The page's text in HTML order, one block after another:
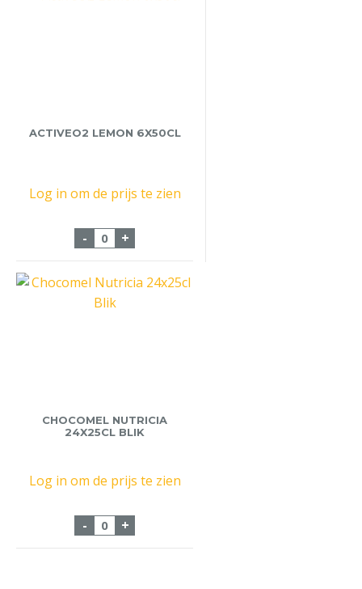
ACTIVEO2 LEMON 6X50CL
Log in om de prijs te zien
- ActiveO2 Lemon 6x50cl aantal
+
CHOCOMEL NUTRICIA
24X25CL BLIK
Log in om de prijs te zien
- Chocomel Nutricia 24x25cl Blik aantal
+